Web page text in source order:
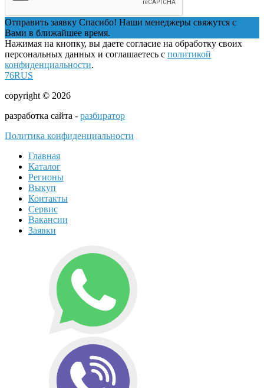
Отправить заявку Спасибо! Наши менеджеры свяжутся с
Вами в ближайшее время.
Нажимая на кнопку, вы даете согласие на обработку своих
персональных данных и соглашаетесь с политикой
конфиденциальности.
76RUS
copyright © 2026
разработка сайта - разбиратор
Политика конфиденциальности
Главная
Каталог
Регионы
Выкуп
Контакты
Сервис
Вакансии
Заявки